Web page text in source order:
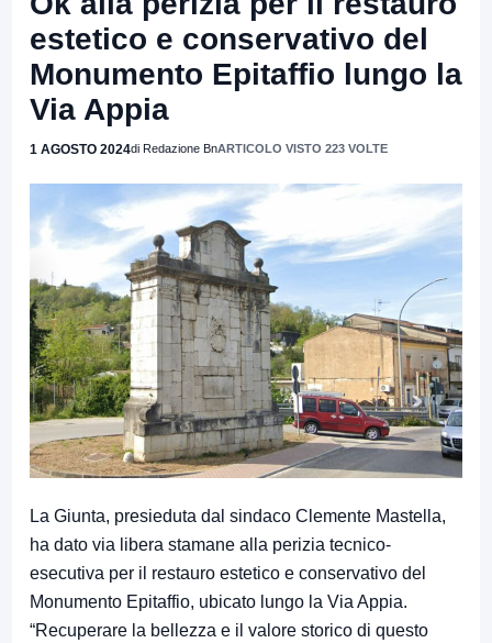
estetico e conservativo del
Monumento Epitaffio lungo la
Via Appia
1 AGOSTO 2024di Redazione BnARTICOLO VISTO 223 VOLTE
La Giunta, presieduta dal sindaco Clemente Mastella,
ha dato via libera stamane alla perizia tecnico-
esecutiva per il restauro estetico e conservativo del
Monumento Epitaffio, ubicato lungo la Via Appia.
“Recuperare la bellezza e il valore storico di questo